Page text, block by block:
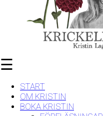
☰
START
OM KRISTIN
BOKA KRISTIN